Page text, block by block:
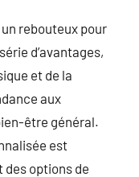
rebouteux pour
d’avantages,
et de la
aux
être général.
est
options de